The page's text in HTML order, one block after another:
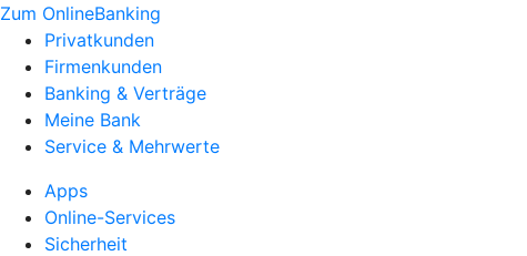
Zum OnlineBanking
Privatkunden
Firmenkunden
Banking & Verträge
Meine Bank
Service & Mehrwerte
Apps
Online-Services
Sicherheit